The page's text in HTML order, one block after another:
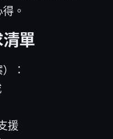
。
單
：
援